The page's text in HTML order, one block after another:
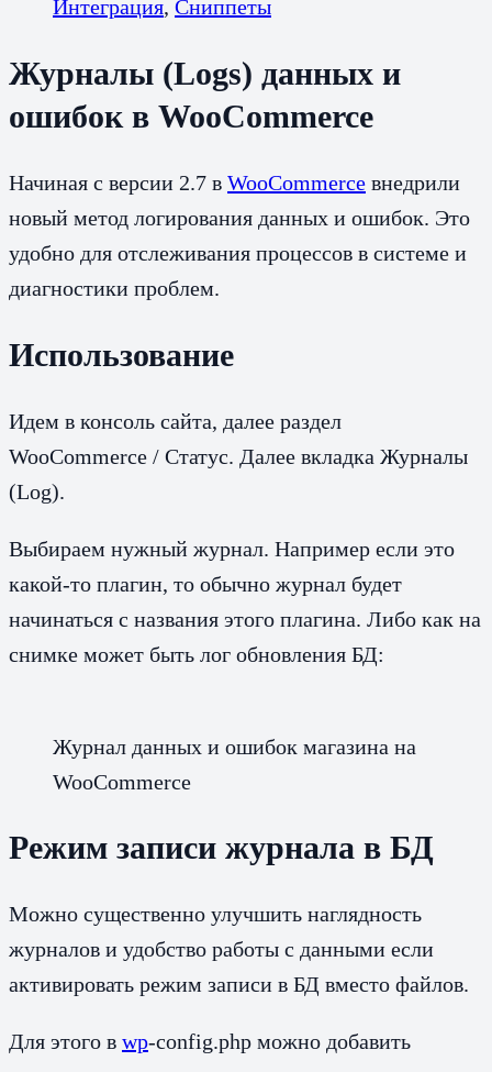
Интеграция, Сниппеты
Журналы (Logs) данных и
ошибок в WooCommerce
Начиная с версии 2.7 в WooCommerce внедрили
новый метод логирования данных и ошибок. Это
удобно для отслеживания процессов в системе и
диагностики проблем.
Использование
Идем в консоль сайта, далее раздел
WooCommerce / Статус. Далее вкладка Журналы
(Log).
Выбираем нужный журнал. Например если это
какой-то плагин, то обычно журнал будет
начинаться с названия этого плагина. Либо как на
снимке может быть лог обновления БД:
Журнал данных и ошибок магазина на
WooCommerce
Режим записи журнала в БД
Можно существенно улучшить наглядность
журналов и удобство работы с данными если
активировать режим записи в БД вместо файлов.
Для этого в wp-config.php можно добавить